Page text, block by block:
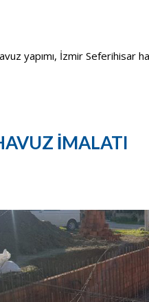
yapımı, İzmir Seferihisar
İMALATI